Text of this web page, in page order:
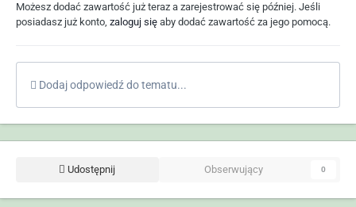
Możesz dodać zawartość już teraz a zarejestrować się później. Jeśli
posiadasz już konto, zaloguj się aby dodać zawartość za jego pomocą.
Dodaj odpowiedź do tematu...
Udostępnij Obserwujący 0